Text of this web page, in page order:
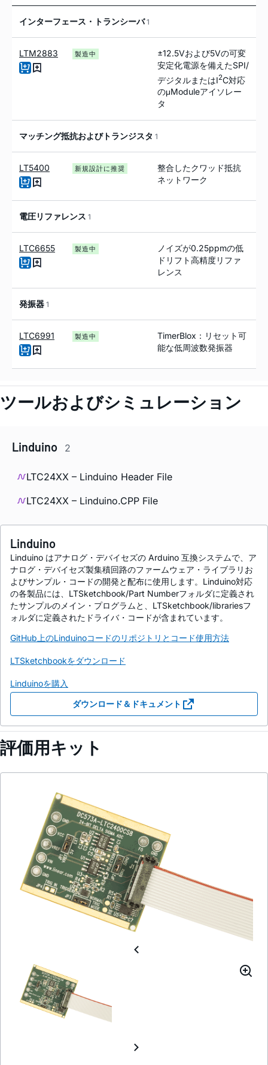
インターフェース・トランシーバ1
LTM2883 製造中
±12.5Vおよび5Vの可変
安定化電源を備えたSPI/
デジタルまたはI2C対応
のμModuleアイソレー
タ
マッチング抵抗およびトランジスタ 1
LT5400 新規設計に推奨
整合したクワッド抵抗
ネットワーク
電圧リファレンス 1
LTC6655 製造中
ノイズが0.25ppmの低
ドリフト高精度リファ
レンス
発振器 1
LTC6991 製造中
TimerBlox：リセット可
能な低周波数発振器
ツールおよびシミュレーション
Linduino 2
LTC24XX – Linduino Header File
LTC24XX – Linduino.CPP File
Linduino
Linduino はアナログ・デバイセズの Arduino 互換システムで、ア
ナログ・デバイセズ製集積回路のファームウェア・ライブラリお
よびサンプル・コードの開発と配布に使用します。Linduino対応
の各製品には、LTSketchbook/Part Numberフォルダに定義され
たサンプルのメイン・プログラムと、LTSketchbook/librariesフ
ォルダに定義されたドライバ・コードが含まれています。
GitHub上のLinduinoコードのリポジトリとコード使用方法
LTSketchbookをダウンロード
Linduinoを購入
ダウンロード＆ドキュメント
評価用キット